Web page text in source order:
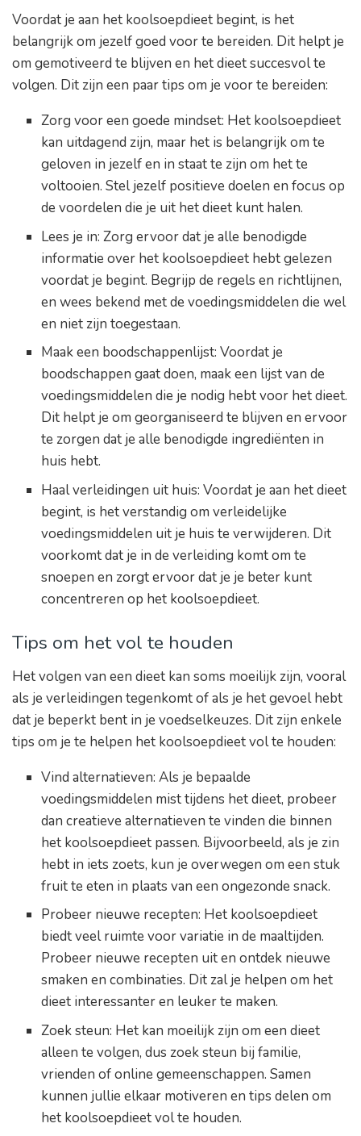
Voordat je aan het koolsoepdieet begint, is het
belangrijk om jezelf goed voor te bereiden. Dit helpt je
om gemotiveerd te blijven en het dieet succesvol te
volgen. Dit zijn een paar tips om je voor te bereiden:
Zorg voor een goede mindset: Het koolsoepdieet
kan uitdagend zijn, maar het is belangrijk om te
geloven in jezelf en in staat te zijn om het te
voltooien. Stel jezelf positieve doelen en focus op
de voordelen die je uit het dieet kunt halen.
Lees je in: Zorg ervoor dat je alle benodigde
informatie over het koolsoepdieet hebt gelezen
voordat je begint. Begrijp de regels en richtlijnen,
en wees bekend met de voedingsmiddelen die wel
en niet zijn toegestaan.
Maak een boodschappenlijst: Voordat je
boodschappen gaat doen, maak een lijst van de
voedingsmiddelen die je nodig hebt voor het dieet.
Dit helpt je om georganiseerd te blijven en ervoor
te zorgen dat je alle benodigde ingrediënten in
huis hebt.
Haal verleidingen uit huis: Voordat je aan het dieet
begint, is het verstandig om verleidelijke
voedingsmiddelen uit je huis te verwijderen. Dit
voorkomt dat je in de verleiding komt om te
snoepen en zorgt ervoor dat je je beter kunt
concentreren op het koolsoepdieet.
Tips om het vol te houden
Het volgen van een dieet kan soms moeilijk zijn, vooral
als je verleidingen tegenkomt of als je het gevoel hebt
dat je beperkt bent in je voedselkeuzes. Dit zijn enkele
tips om je te helpen het koolsoepdieet vol te houden:
Vind alternatieven: Als je bepaalde
voedingsmiddelen mist tijdens het dieet, probeer
dan creatieve alternatieven te vinden die binnen
het koolsoepdieet passen. Bijvoorbeeld, als je zin
hebt in iets zoets, kun je overwegen om een stuk
fruit te eten in plaats van een ongezonde snack.
Probeer nieuwe recepten: Het koolsoepdieet
biedt veel ruimte voor variatie in de maaltijden.
Probeer nieuwe recepten uit en ontdek nieuwe
smaken en combinaties. Dit zal je helpen om het
dieet interessanter en leuker te maken.
Zoek steun: Het kan moeilijk zijn om een dieet
alleen te volgen, dus zoek steun bij familie,
vrienden of online gemeenschappen. Samen
kunnen jullie elkaar motiveren en tips delen om
het koolsoepdieet vol te houden.